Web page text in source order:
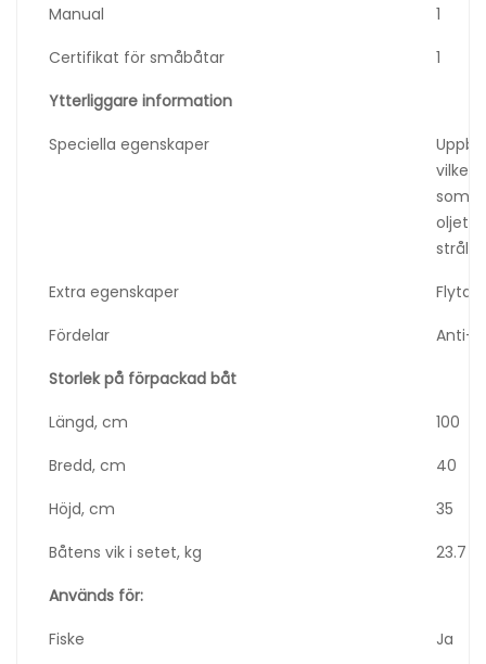
Manual
1
Certifikat för småbåtar
1
Ytterliggare information
Speciella egenskaper
vilket
som
Extra egenskaper
Fördelar
Anti-
Storlek på förpackad båt
Längd, cm
100
Bredd, cm
40
Höjd, cm
35
Båtens vik i setet, kg
23.7
Används för:
Fiske
Ja